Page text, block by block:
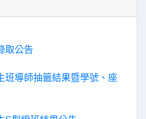
取公告
班導師抽籤結果暨學號、座